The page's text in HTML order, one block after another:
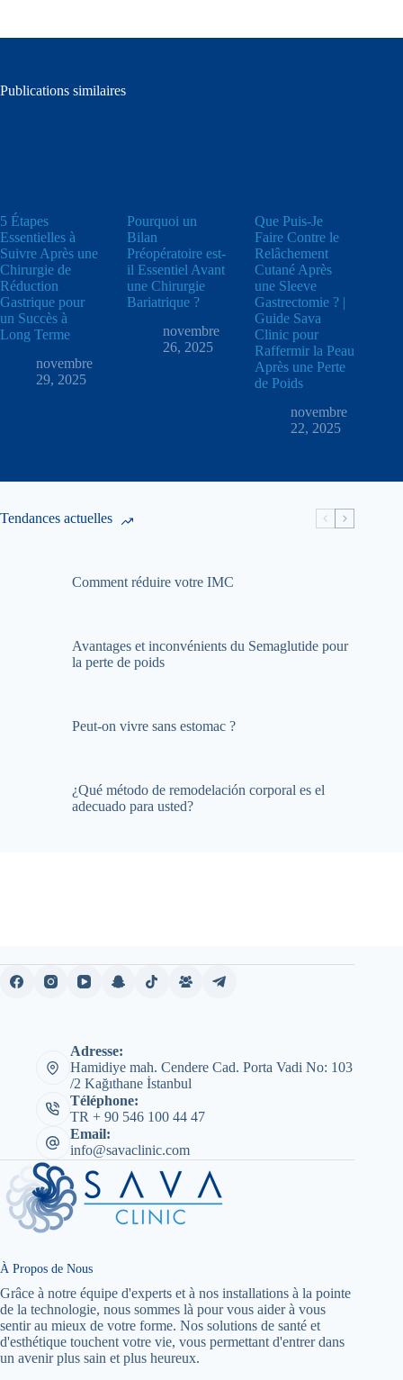
Publications similaires
5 Étapes
Essentielles à
Suivre Après une
Chirurgie de
Réduction
Gastrique pour
un Succès à
Long Terme
novembre
29, 2025
Pourquoi un
Bilan
Préopératoire est-
il Essentiel Avant
une Chirurgie
Bariatrique ?
novembre
26, 2025
Que Puis-Je
Faire Contre le
Relâchement
Cutané Après
une Sleeve
Gastrectomie ? |
Guide Sava
Clinic pour
Raffermir la Peau
Après une Perte
de Poids
novembre
22, 2025
Tendances actuelles
Comment réduire votre IMC
Avantages et inconvénients du Semaglutide pour
la perte de poids
Peut-on vivre sans estomac ?
¿Qué método de remodelación corporal es el
adecuado para usted?
Adresse:
Hamidiye mah. Cendere Cad. Porta Vadi No: 103
/2 Kağıthane İstanbul
Téléphone:
TR + 90 546 100 44 47
Email:
info@savaclinic.com
À Propos de Nous
Grâce à notre équipe d'experts et à nos installations à la pointe
de la technologie, nous sommes là pour vous aider à vous
sentir au mieux de votre forme. Nos solutions de santé et
d'esthétique touchent votre vie, vous permettant d'entrer dans
un avenir plus sain et plus heureux.